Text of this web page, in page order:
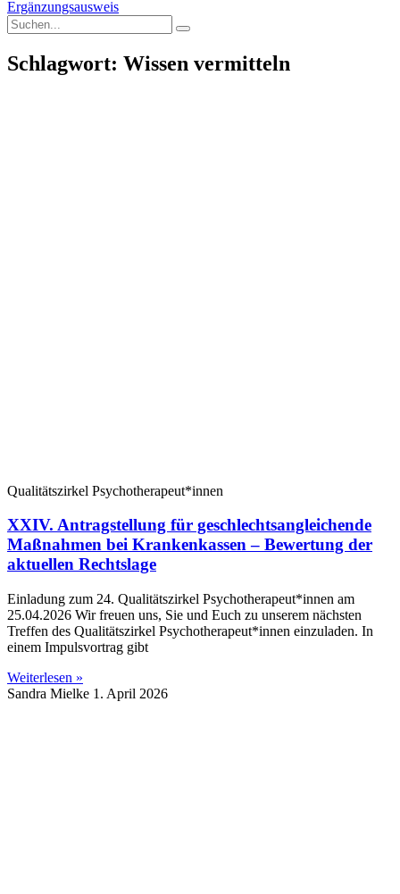
Ergänzungsausweis
Schlagwort: Wissen vermitteln
Qualitätszirkel Psychotherapeut*innen
XXIV. Antragstellung für geschlechtsangleichende
Maßnahmen bei Krankenkassen – Bewertung der
aktuellen Rechtslage
Einladung zum 24. Qualitätszirkel Psychotherapeut*innen am
25.04.2026 Wir freuen uns, Sie und Euch zu unserem nächsten
Treffen des Qualitätszirkel Psychotherapeut*innen einzuladen. In
einem Impulsvortrag gibt
Weiterlesen »
Sandra Mielke 1. April 2026